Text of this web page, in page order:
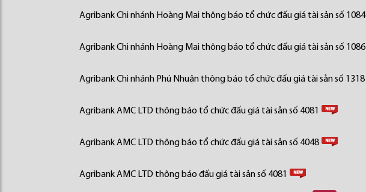
Agribank Chi nhánh Hoàng Mai thông báo tổ chức đấu giá tài sản số 1084
Agribank Chi nhánh Hoàng Mai thông báo tổ chức đấu giá tài sản số 1086
Agribank Chi nhánh Phú Nhuận thông báo tổ chức đấu giá tài sản số 1318
Agribank AMC LTD thông báo tổ chức đấu giá tài sản số 4081
Agribank AMC LTD thông báo tổ chức đấu giá tài sản số 4048
Agribank AMC LTD thông báo đấu giá tài sản số 4081